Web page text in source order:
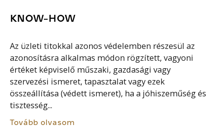
KNOW-HOW
Az üzleti titokkal azonos védelemben részesül az
azonosításra alkalmas módon rögzített, vagyoni
értéket képviselő műszaki, gazdasági vagy
szervezési ismeret, tapasztalat vagy ezek
összeállítása (védett ismeret), ha a jóhiszeműség és
tisztesség...
Tovább olvasom